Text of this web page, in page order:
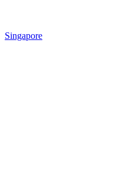
Singapore